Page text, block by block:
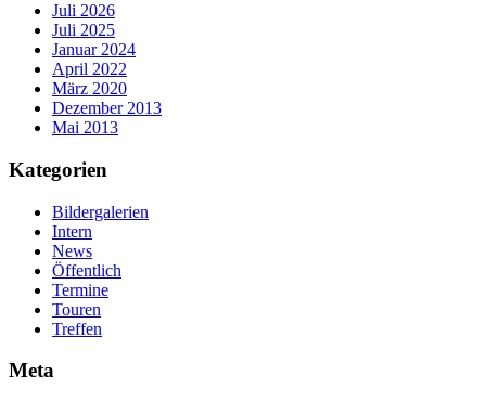
Juli 2026
Juli 2025
Januar 2024
April 2022
März 2020
Dezember 2013
Mai 2013
Kategorien
Bildergalerien
Intern
News
Öffentlich
Termine
Touren
Treffen
Meta